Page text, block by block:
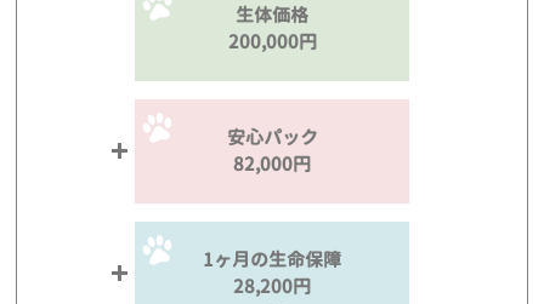
生体価格
200,000円
安心パック
82,000円
1ヶ月の生命保障
28,200円